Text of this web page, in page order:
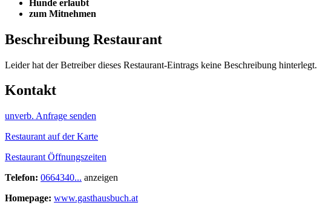
Hunde erlaubt
zum Mitnehmen
Beschreibung Restaurant
Leider hat der Betreiber dieses Restaurant-Eintrags keine Beschreibung hinterlegt.
Kontakt
unverb. Anfrage senden
Restaurant auf der Karte
Restaurant Öffnungszeiten
Telefon: 0664340... anzeigen
Homepage: www.gasthausbuch.at